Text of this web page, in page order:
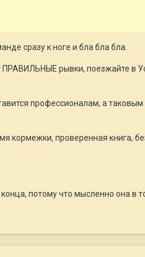
сразу к ноге и бла бла бла.
ПРАВИЛЬНЫЕ рывки, поезжайте в
профессионалам, а
кормежки, проверенная книга,
потому что мысленно она в